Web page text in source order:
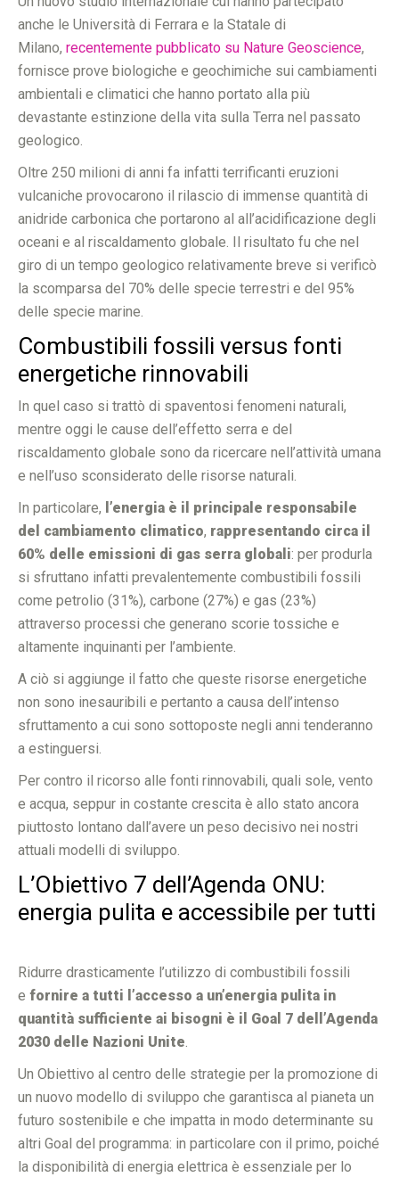
anche le Università di Ferrara e la Statale di
Milano, recentemente pubblicato su Nature Geoscience,
fornisce prove biologiche e geochimiche sui cambiamenti
ambientali e climatici che hanno portato alla più
devastante estinzione della vita sulla Terra nel passato
geologico.
Oltre 250 milioni di anni fa infatti terrificanti eruzioni
vulcaniche provocarono il rilascio di immense quantità di
anidride carbonica che portarono al all’acidificazione degli
oceani e al riscaldamento globale. Il risultato fu che nel
giro di un tempo geologico relativamente breve si verificò
la scomparsa del 70% delle specie terrestri e del 95%
delle specie marine.
Combustibili fossili versus fonti
energetiche rinnovabili
In quel caso si trattò di spaventosi fenomeni naturali,
mentre oggi le cause dell’effetto serra e del
riscaldamento globale sono da ricercare nell’attività umana
e nell’uso sconsiderato delle risorse naturali.
In particolare, l’energia è il principale responsabile
del cambiamento climatico, rappresentando circa il
60% delle emissioni di gas serra globali: per produrla
si sfruttano infatti prevalentemente combustibili fossili
come petrolio (31%), carbone (27%) e gas (23%)
attraverso processi che generano scorie tossiche e
altamente inquinanti per l’ambiente.
A ciò si aggiunge il fatto che queste risorse energetiche
non sono inesauribili e pertanto a causa dell’intenso
sfruttamento a cui sono sottoposte negli anni tenderanno
a estinguersi.
Per contro il ricorso alle fonti rinnovabili, quali sole, vento
e acqua, seppur in costante crescita è allo stato ancora
piuttosto lontano dall’avere un peso decisivo nei nostri
attuali modelli di sviluppo.
L’Obiettivo 7 dell’Agenda ONU:
energia pulita e accessibile per tutti
Ridurre drasticamente l’utilizzo di combustibili fossili
e fornire a tutti l’accesso a un’energia pulita in
quantità sufficiente ai bisogni è il Goal 7 dell’Agenda
2030 delle Nazioni Unite.
Un Obiettivo al centro delle strategie per la promozione di
un nuovo modello di sviluppo che garantisca al pianeta un
futuro sostenibile e che impatta in modo determinante su
altri Goal del programma: in particolare con il primo, poiché
la disponibilità di energia elettrica è essenziale per lo